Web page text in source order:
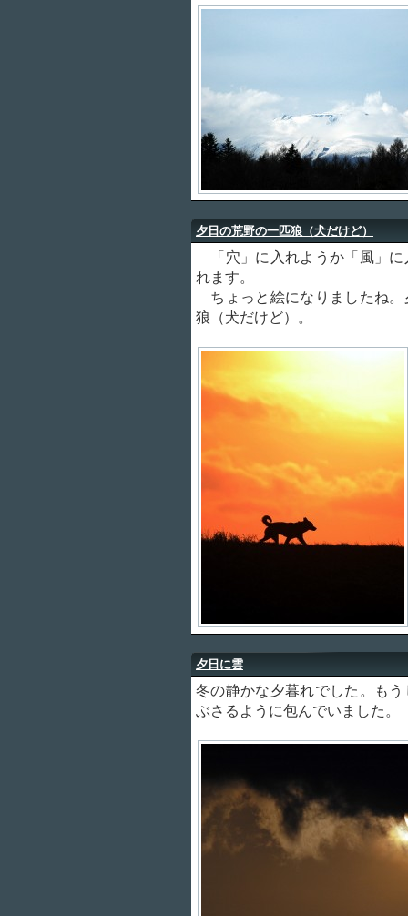
夕日の荒野の一匹狼（犬だけど）
「穴」に入れようか「風」に
れます。
ちょっと絵になりましたね。
狼（犬だけど）。
夕日に雲
冬の静かな夕暮れでした。も
ぶさるように包んでいました。